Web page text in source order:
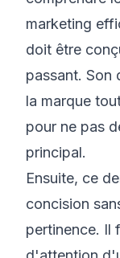
marketing
doit être
passant. Son
la marque
pour ne pas
principal.
Ensuite, ce
concision
pertinence. Il